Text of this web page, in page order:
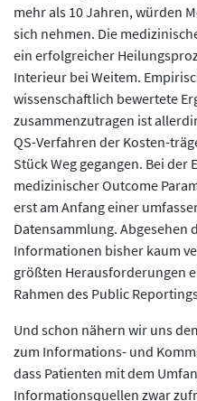
mehr als 10 Jahren, würden
sich nehmen. Die
ein erfolgreicher
Interieur bei Weitem.
wissenschaftlich bewertete
zusammenzutragen ist
QS-Verfahren der Kosten-
Stück Weg gegangen. Bei
medizinischer Outcome
erst am Anfang einer
Datensammlung. Abgesehen
Informationen bisher kaum
größten Herausforderungen
Rahmen des Public
Und schon nähern wir uns
zum Informations- und
dass Patienten mit dem
Informationsquellen zwar